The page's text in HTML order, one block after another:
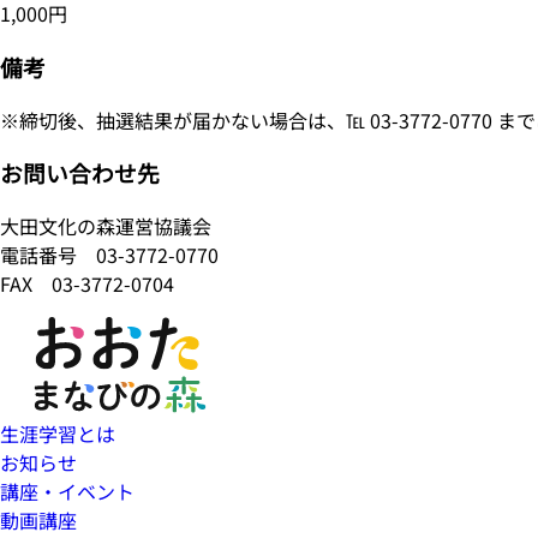
1,000円
備考
※締切後、抽選結果が届かない場合は、℡ 03-3772-0770 まで
お問い合わせ先
大田文化の森運営協議会
電話番号 03-3772-0770
FAX 03-3772-0704
生涯学習とは
お知らせ
講座・イベント
動画講座